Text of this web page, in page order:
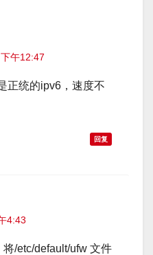
午12:47
正统的ipv6，速度不
回复
4:43
/etc/default/ufw 文件